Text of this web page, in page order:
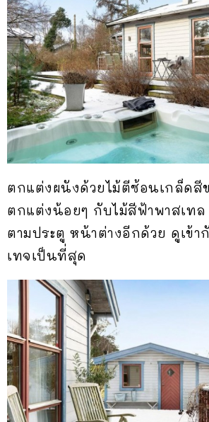
ตกแต่งผนังด้วยไม้ตีซ้อนเกล็ดสี
ตกแต่งน้อยๆ กับไม้สีฟ้าพาสเทล
ตามประตู หน้าต่างอีกด้วย ดูเข้
เทจเป็นที่สุด